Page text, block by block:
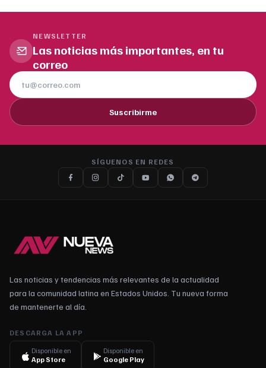
NEWSLETTER
Las noticias más importantes, en tu
correo
Suscribirme
SÍGUENOS EN REDES
Las noticias y tendencias más relevantes de la actualidad
para la comunidad latina en Estados Unidos. Tu nueva forma
de mantenerte al día.
DESCARGA LA APP
Disponible en
App Store
Disponible en
Google Play